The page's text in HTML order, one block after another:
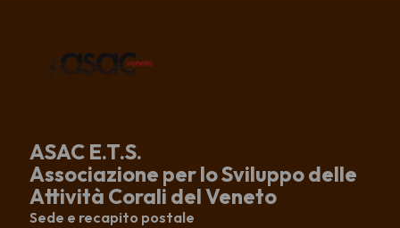
ASAC E.T.S.
Associazione per lo Sviluppo delle
Attività Corali del Veneto
Sede e recapito postale